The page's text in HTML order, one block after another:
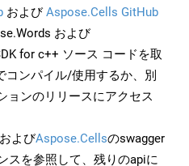
およびAspose.Cells GitHub
および
for c++ ソース コードを取
コンパイル/使用するか、別
ョンのリリースにアクセス
およびAspose.Cellsのswagger
スを参照して、残りのapiに